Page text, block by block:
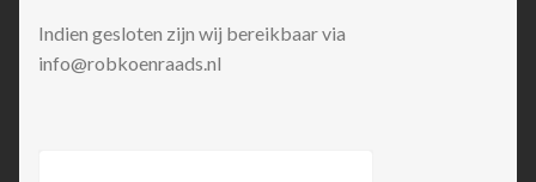
Indien gesloten zijn wij bereikbaar via
info@robkoenraads.nl